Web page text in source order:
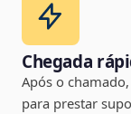
Chegada
Após o
para prestar